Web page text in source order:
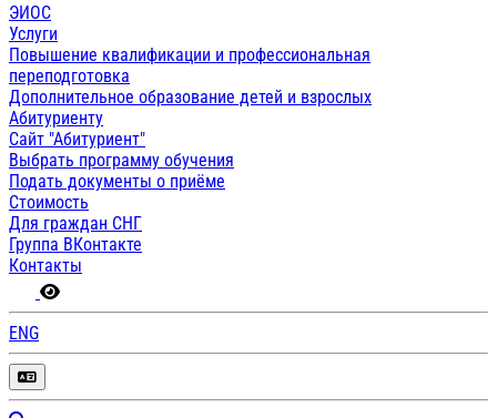
ЭИОС
Услуги
Повышение квалификации и профессиональная
переподготовка
Дополнительное образование детей и взрослых
Абитуриенту
Сайт "Абитуриент"
Выбрать программу обучения
Подать документы о приёме
Стоимость
Для граждан СНГ
Группа ВКонтакте
Контакты
ENG